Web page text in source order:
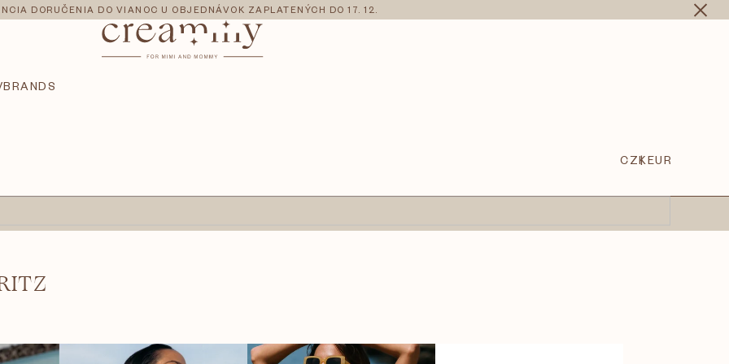
DORUČENIA DO VIANOC U OBJEDNÁVOK ZAPLATENÝCH DO 17. 12.
BRANDS
CZKEUR